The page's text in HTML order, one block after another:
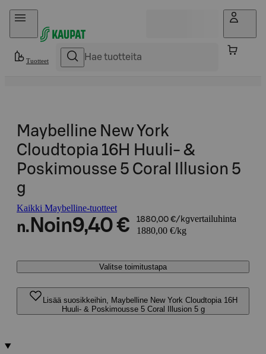
Hyppää sisältöön
Tuotteet
Maybelline New York
Cloudtopia 16H Huuli- &
Poskimousse 5 Coral Illusion 5
g
Kaikki Maybelline-tuotteet
n. Noin9,40 € 1880,00 €/kgvertailuhinta
1880,00 €/kg
Valitse toimitustapa
Lisää suosikkeihin, Maybelline New York Cloudtopia 16H
Huuli- & Poskimousse 5 Coral Illusion 5 g